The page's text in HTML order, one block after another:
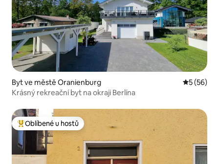
Byt ve městě Oranienburg Průměrné
5 (56)
Krásný rekreační byt na okraji Berlína
Nejlepší v kategorii Oblíbené u hostů
Oblíbené u hostů